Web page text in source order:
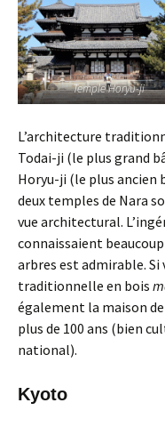
Temple Horyu-ji
L’architecture
Todai-ji (le plus grand
Horyu-ji (le plus ancien
deux temples de Nara
vue architectural.
connaissaient
arbres est admirable. Si
traditionnelle en bois
également la maison
plus de 100 ans (bien
national).
Kyoto